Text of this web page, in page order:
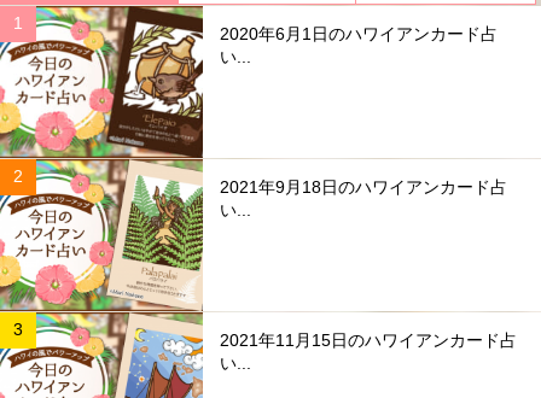
2020年6月1日のハワイアンカード占
い...
2021年9月18日のハワイアンカード占
い...
2021年11月15日のハワイアンカード占
い...